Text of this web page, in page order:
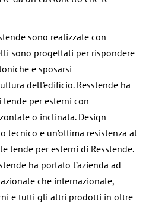
sono realizzate con
sono progettati per rispondere
e sposarsi
dell’edificio. Resstende ha
per esterni con
o inclinata. Design
tecnico e un’ottima resistenza al
tende per esterni di Resstende.
ha portato l’azienda ad
che internazionale,
e tutti gli altri prodotti in oltre